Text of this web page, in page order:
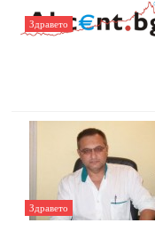
Здравето
Здравето